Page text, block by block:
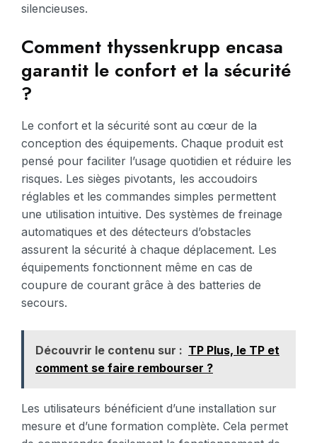
silencieuses.
Comment thyssenkrupp encasa
garantit le confort et la sécurité
?
Le confort et la sécurité sont au cœur de la
conception des équipements. Chaque produit est
pensé pour faciliter l’usage quotidien et réduire les
risques. Les sièges pivotants, les accoudoirs
réglables et les commandes simples permettent
une utilisation intuitive. Des systèmes de freinage
automatiques et des détecteurs d’obstacles
assurent la sécurité à chaque déplacement. Les
équipements fonctionnent même en cas de
coupure de courant grâce à des batteries de
secours.
Découvrir le contenu sur : TP Plus, le TP et
comment se faire rembourser ?
Les utilisateurs bénéficient d’une installation sur
mesure et d’une formation complète. Cela permet